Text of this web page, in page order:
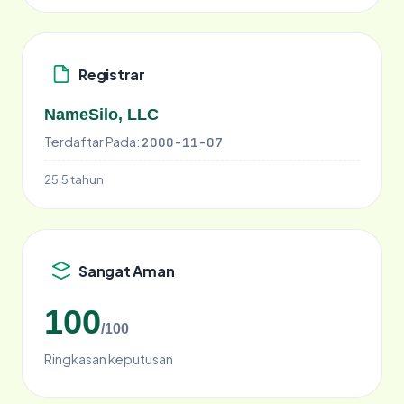
Registrar
NameSilo, LLC
Terdaftar Pada: 2000-11-07
25.5 tahun
Sangat Aman
100/100
Ringkasan keputusan